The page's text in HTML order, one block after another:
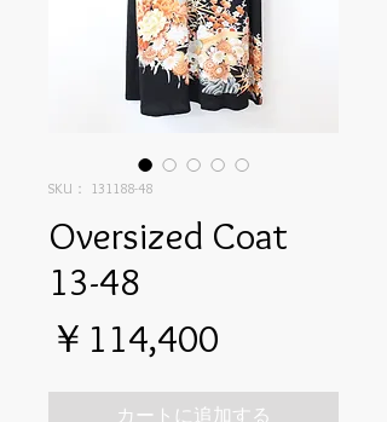
SKU： 131188-48
Oversized Coat
13-48
￥114,400
格
カートに追加する